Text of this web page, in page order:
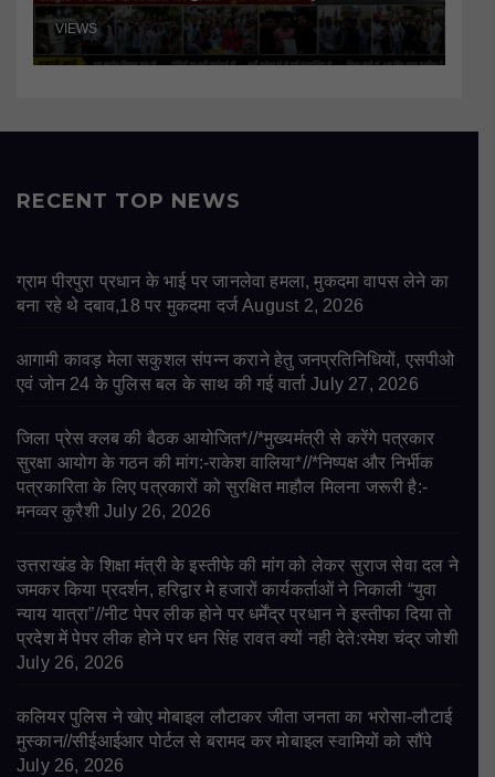
VIEWS
RECENT TOP NEWS
ग्राम पीरपुरा प्रधान के भाई पर जानलेवा हमला, मुकदमा वापस लेने का
बना रहे थे दबाव,18 पर मुकदमा दर्ज August 2, 2026
आगामी कावड़ मेला सकुशल संपन्न कराने हेतु जनप्रतिनिधियों, एसपीओ
एवं जोन 24 के पुलिस बल के साथ की गई वार्ता July 27, 2026
जिला प्रेस क्लब की बैठक आयोजित*//*मुख्यमंत्री से करेंगे पत्रकार
सुरक्षा आयोग के गठन की मांग:-राकेश वालिया*//*निष्पक्ष और निर्भीक
पत्रकारिता के लिए पत्रकारों को सुरक्षित माहौल मिलना जरूरी है:-
मनव्वर कुरैशी July 26, 2026
उत्तराखंड के शिक्षा मंत्री के इस्तीफे की मांग को लेकर सुराज सेवा दल ने
जमकर किया प्रदर्शन, हरिद्वार मे हजारों कार्यकर्ताओं ने निकाली “युवा
न्याय यात्रा”//नीट पेपर लीक होने पर धर्मेंद्र प्रधान ने इस्तीफा दिया तो
प्रदेश में पेपर लीक होने पर धन सिंह रावत क्यों नही देते:रमेश चंद्र जोशी
July 26, 2026
कलियर पुलिस ने खोए मोबाइल लौटाकर जीता जनता का भरोसा-लौटाई
मुस्कान//सीईआईआर पोर्टल से बरामद कर मोबाइल स्वामियों को सौंपे
July 26, 2026